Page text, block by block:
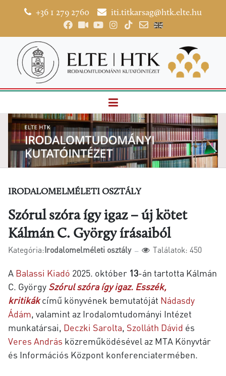
+36 1 279 2760 iti.titkarsag@htk.elte.hu
IRODALOMELMÉLETI OSZTÁLY
Szórul szóra így igaz − új kötet
Kálmán C. György írásaiból
Kategória:Irodalomelméleti osztály Találatok: 450
A Balassi Kiadó 2025. október 13-án tartotta Kálmán
C. György Szórul szóra így igaz. Esszék,
kritikák című könyvének bemutatóját Nádasdy
Ádám, valamint az Irodalomtudományi Intézet
munkatársai, Deczki Sarolta, Szolláth Dávid és
Veres András közreműködésével az MTA Könyvtár
és Információs Központ konferenciatermében.